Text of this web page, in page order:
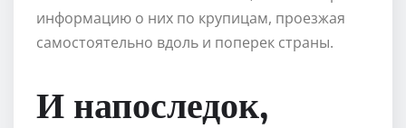
информацию о них по крупицам, проезжая
самостоятельно вдоль и поперек страны.
И напоследок,